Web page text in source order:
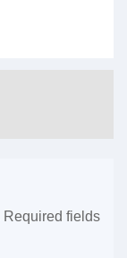
Required fields